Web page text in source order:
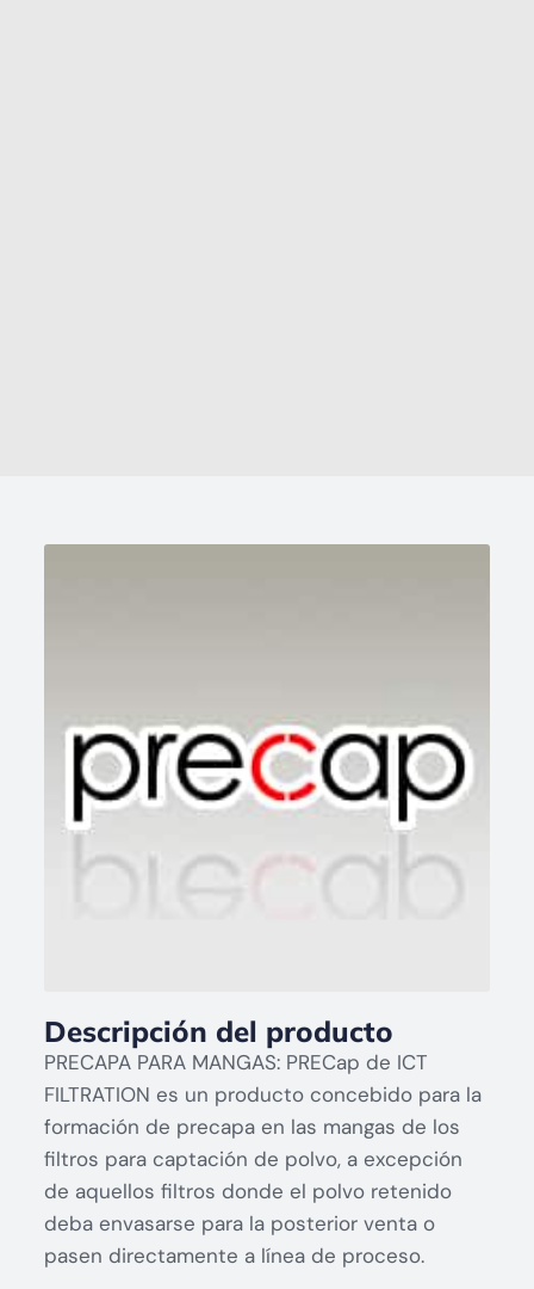
Descripción del producto
PRECAPA PARA MANGAS: PRECap de ICT
FILTRATION es un producto concebido para la
formación de precapa en las mangas de los
filtros para captación de polvo, a excepción
de aquellos filtros donde el polvo retenido
deba envasarse para la posterior venta o
pasen directamente a línea de proceso.